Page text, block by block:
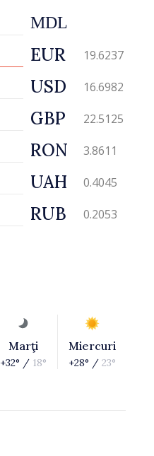
MDL
EUR 19.6237
USD 16.6982
GBP 22.5125
RON 3.8611
UAH 0.4045
RUB 0.2053
Marţi
+32° / 18°
Miercuri
+28° / 23°